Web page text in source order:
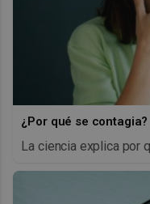
¿Por qué se contagia?
La ciencia explica por